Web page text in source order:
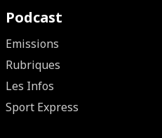
Podcast
Emissions
Rubriques
Les Infos
Sport Express